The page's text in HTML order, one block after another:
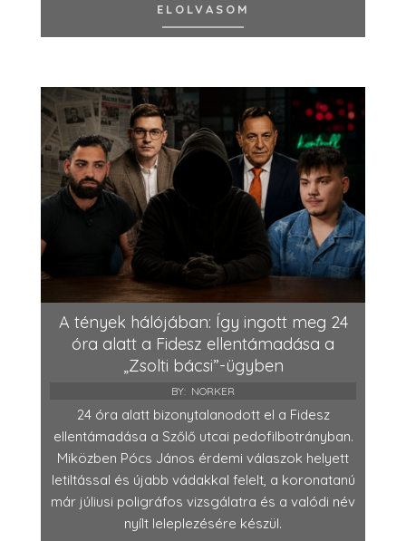
ELOLVASOM
A tények hálójában: Így ingott meg 24
óra alatt a Fidesz ellentámadása a
„Zsolti bácsi”-ügyben
BY: NORKER
24 óra alatt bizonytalanodott el a Fidesz
ellentámadása a Szőlő utcai pedofilbotrányban.
Miközben Pócs János érdemi válaszok helyett
letiltással és újabb vádakkal felelt, a koronatanú
már júliusi poligráfos vizsgálatra és a valódi név
nyílt leleplezésére készül.